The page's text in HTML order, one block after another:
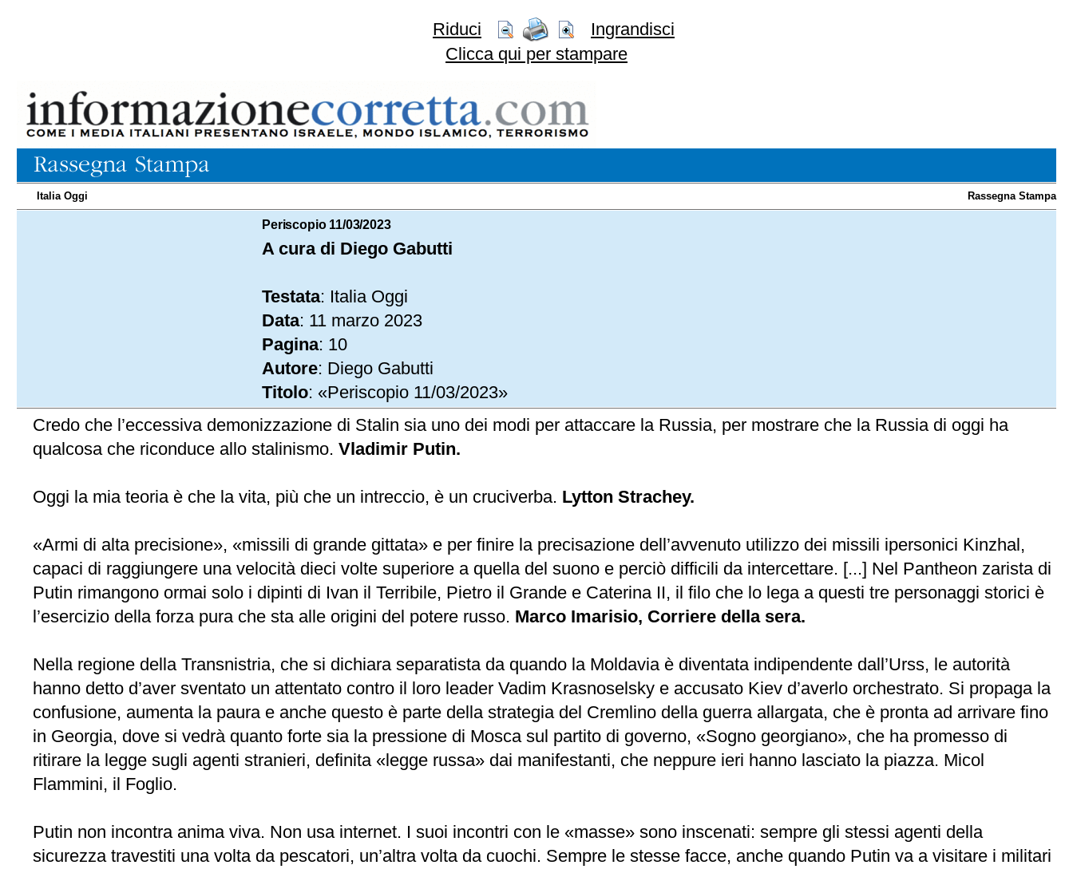
Riduci
Ingrandisci
Clicca qui per stampare
Italia Oggi Rassegna Stampa
Periscopio 11/03/2023
A cura di Diego Gabutti
Testata: Italia Oggi
Data: 11 marzo 2023
Pagina: 10
Autore: Diego Gabutti
Titolo: «Periscopio 11/03/2023»
Credo che l’eccessiva demonizzazione di Stalin sia uno dei modi per attaccare la Russia, per mostrare che la Russia di oggi ha
qualcosa che riconduce allo stalinismo. Vladimir Putin.
Oggi la mia teoria è che la vita, più che un intreccio, è un cruciverba. Lytton Strachey.
«Armi di alta precisione», «missili di grande gittata» e per finire la precisazione dell’avvenuto utilizzo dei missili ipersonici Kinzhal,
capaci di raggiungere una velocità dieci volte superiore a quella del suono e perciò difficili da intercettare. [...] Nel Pantheon zarista di
Putin rimangono ormai solo i dipinti di Ivan il Terribile, Pietro il Grande e Caterina II, il filo che lo lega a questi tre personaggi storici è
l’esercizio della forza pura che sta alle origini del potere russo. Marco Imarisio, Corriere della sera.
Nella regione della Transnistria, che si dichiara separatista da quando la Moldavia è diventata indipendente dall’Urss, le autorità
hanno detto d’aver sventato un attentato contro il loro leader Vadim Krasnoselsky e accusato Kiev d’averlo orchestrato. Si propaga la
confusione, aumenta la paura e anche questo è parte della strategia del Cremlino della guerra allargata, che è pronta ad arrivare fino
in Georgia, dove si vedrà quanto forte sia la pressione di Mosca sul partito di governo, «Sogno georgiano», che ha promesso di
ritirare la legge sugli agenti stranieri, definita «legge russa» dai manifestanti, che neppure ieri hanno lasciato la piazza. Micol
Flammini, il Foglio.
Putin non incontra anima viva. Non usa internet. I suoi incontri con le «masse» sono inscenati: sempre gli stessi agenti della
sicurezza travestiti una volta da pescatori, un’altra volta da cuochi. Sempre le stesse facce, anche quando Putin va a visitare i militari